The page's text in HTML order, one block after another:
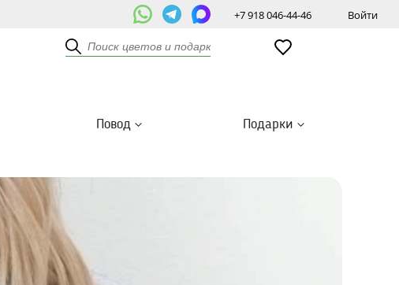
+7 918 046-44-46 Войти
Повод Подарки